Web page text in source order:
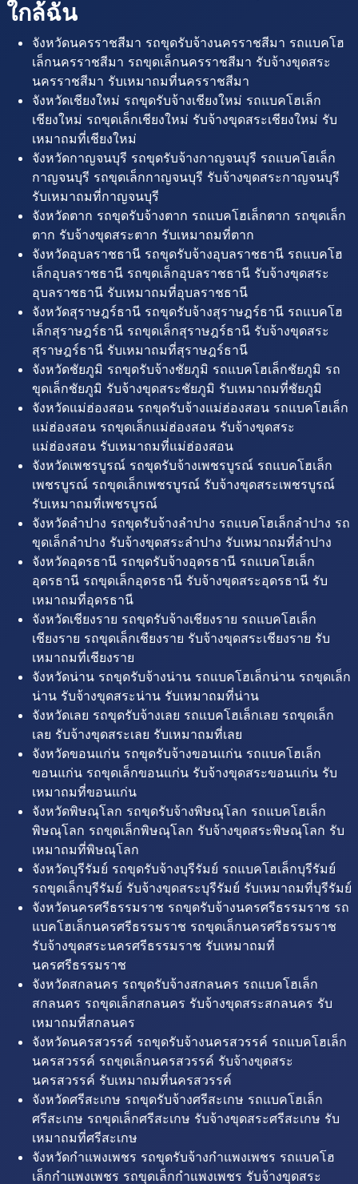
ใกล้ฉัน
จังหวัดนครราชสีมา รถขุดรับจ้างนครราชสีมา รถแบคโฮ
เล็กนครราชสีมา รถขุดเล็กนครราชสีมา รับจ้างขุดสระ
นครราชสีมา รับเหมาถมที่นครราชสีมา
จังหวัดเชียงใหม่ รถขุดรับจ้างเชียงใหม่ รถแบคโฮเล็ก
เชียงใหม่ รถขุดเล็กเชียงใหม่ รับจ้างขุดสระเชียงใหม่ รับ
เหมาถมที่เชียงใหม่
จังหวัดกาญจนบุรี รถขุดรับจ้างกาญจนบุรี รถแบคโฮเล็ก
กาญจนบุรี รถขุดเล็กกาญจนบุรี รับจ้างขุดสระกาญจนบุรี
รับเหมาถมที่กาญจนบุรี
จังหวัดตาก รถขุดรับจ้างตาก รถแบคโฮเล็กตาก รถขุดเล็ก
ตาก รับจ้างขุดสระตาก รับเหมาถมที่ตาก
จังหวัดอุบลราชธานี รถขุดรับจ้างอุบลราชธานี รถแบคโฮ
เล็กอุบลราชธานี รถขุดเล็กอุบลราชธานี รับจ้างขุดสระ
อุบลราชธานี รับเหมาถมที่อุบลราชธานี
จังหวัดสุราษฎร์ธานี รถขุดรับจ้างสุราษฎร์ธานี รถแบคโฮ
เล็กสุราษฎร์ธานี รถขุดเล็กสุราษฎร์ธานี รับจ้างขุดสระ
สุราษฎร์ธานี รับเหมาถมที่สุราษฎร์ธานี
จังหวัดชัยภูมิ รถขุดรับจ้างชัยภูมิ รถแบคโฮเล็กชัยภูมิ รถ
ขุดเล็กชัยภูมิ รับจ้างขุดสระชัยภูมิ รับเหมาถมที่ชัยภูมิ
จังหวัดแม่ฮ่องสอน รถขุดรับจ้างแม่ฮ่องสอน รถแบคโฮเล็ก
แม่ฮ่องสอน รถขุดเล็กแม่ฮ่องสอน รับจ้างขุดสระ
แม่ฮ่องสอน รับเหมาถมที่แม่ฮ่องสอน
จังหวัดเพชรบูรณ์ รถขุดรับจ้างเพชรบูรณ์ รถแบคโฮเล็ก
เพชรบูรณ์ รถขุดเล็กเพชรบูรณ์ รับจ้างขุดสระเพชรบูรณ์
รับเหมาถมที่เพชรบูรณ์
จังหวัดลำปาง รถขุดรับจ้างลำปาง รถแบคโฮเล็กลำปาง รถ
ขุดเล็กลำปาง รับจ้างขุดสระลำปาง รับเหมาถมที่ลำปาง
จังหวัดอุดรธานี รถขุดรับจ้างอุดรธานี รถแบคโฮเล็ก
อุดรธานี รถขุดเล็กอุดรธานี รับจ้างขุดสระอุดรธานี รับ
เหมาถมที่อุดรธานี
จังหวัดเชียงราย รถขุดรับจ้างเชียงราย รถแบคโฮเล็ก
เชียงราย รถขุดเล็กเชียงราย รับจ้างขุดสระเชียงราย รับ
เหมาถมที่เชียงราย
จังหวัดน่าน รถขุดรับจ้างน่าน รถแบคโฮเล็กน่าน รถขุดเล็ก
น่าน รับจ้างขุดสระน่าน รับเหมาถมที่น่าน
จังหวัดเลย รถขุดรับจ้างเลย รถแบคโฮเล็กเลย รถขุดเล็ก
เลย รับจ้างขุดสระเลย รับเหมาถมที่เลย
จังหวัดขอนแก่น รถขุดรับจ้างขอนแก่น รถแบคโฮเล็ก
ขอนแก่น รถขุดเล็กขอนแก่น รับจ้างขุดสระขอนแก่น รับ
เหมาถมที่ขอนแก่น
จังหวัดพิษณุโลก รถขุดรับจ้างพิษณุโลก รถแบคโฮเล็ก
พิษณุโลก รถขุดเล็กพิษณุโลก รับจ้างขุดสระพิษณุโลก รับ
เหมาถมที่พิษณุโลก
จังหวัดบุรีรัมย์ รถขุดรับจ้างบุรีรัมย์ รถแบคโฮเล็กบุรีรัมย์
รถขุดเล็กบุรีรัมย์ รับจ้างขุดสระบุรีรัมย์ รับเหมาถมที่บุรีรัมย์
จังหวัดนครศรีธรรมราช รถขุดรับจ้างนครศรีธรรมราช รถ
แบคโฮเล็กนครศรีธรรมราช รถขุดเล็กนครศรีธรรมราช
รับจ้างขุดสระนครศรีธรรมราช รับเหมาถมที่
นครศรีธรรมราช
จังหวัดสกลนคร รถขุดรับจ้างสกลนคร รถแบคโฮเล็ก
สกลนคร รถขุดเล็กสกลนคร รับจ้างขุดสระสกลนคร รับ
เหมาถมที่สกลนคร
จังหวัดนครสวรรค์ รถขุดรับจ้างนครสวรรค์ รถแบคโฮเล็ก
นครสวรรค์ รถขุดเล็กนครสวรรค์ รับจ้างขุดสระ
นครสวรรค์ รับเหมาถมที่นครสวรรค์
จังหวัดศรีสะเกษ รถขุดรับจ้างศรีสะเกษ รถแบคโฮเล็ก
ศรีสะเกษ รถขุดเล็กศรีสะเกษ รับจ้างขุดสระศรีสะเกษ รับ
เหมาถมที่ศรีสะเกษ
จังหวัดกำแพงเพชร รถขุดรับจ้างกำแพงเพชร รถแบคโฮ
เล็กกำแพงเพชร รถขุดเล็กกำแพงเพชร รับจ้างขุดสระ